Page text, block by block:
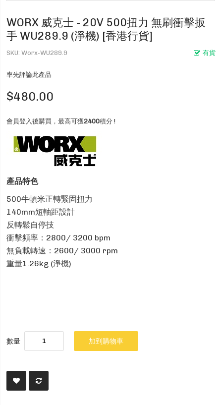
WORX 威克士 - 20V 500扭力 無刷衝擊扳
手 WU289.9 (淨機) [香港行貨]
有貨
SKU Worx-WU289.9
率先評論此產品
$480.00
會員登入後購買，最高可獲2400積分 !
產品特色
500牛頓米正轉緊固扭力
140mm短軸距設計
反轉鬆自停技
衝擊頻率：2800/ 3200 bpm
無負載轉速：2600/ 3000 rpm
重量1.26kg (淨機)
數量 加到購物車